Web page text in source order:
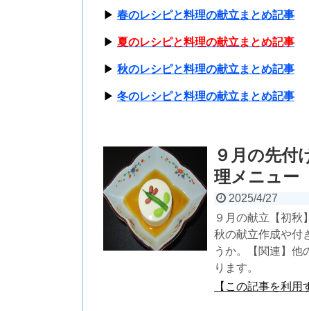
▶ 春のレシピと料理の献立まとめ記事
▶ 夏のレシピと料理の献立まとめ記事
▶ 秋のレシピと料理の献立まとめ記事
▶ 冬のレシピと料理の献立まとめ記事
９月の先付
理メニュー
2025/4/27
９月の献立【初秋
秋の献立作成や付
うか。【関連】他
ります。
【この記事を利用